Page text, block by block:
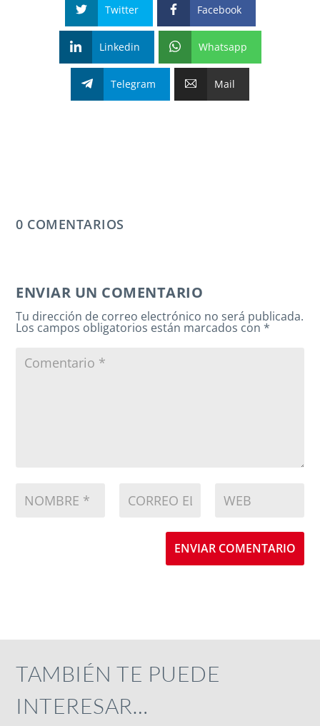
Twitter Facebook
Linkedin Whatsapp
Telegram Mail
0 COMENTARIOS
ENVIAR UN COMENTARIO
Tu dirección de correo electrónico no será publicada.
Los campos obligatorios están marcados con*
ENVIAR COMENTARIO
TAMBIÉN TE PUEDE
INTERESAR…